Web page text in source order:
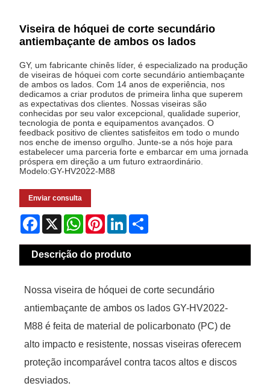
Viseira de hóquei de corte secundário
antiembaçante de ambos os lados
GY, um fabricante chinês líder, é especializado na produção
de viseiras de hóquei com corte secundário antiembaçante
de ambos os lados. Com 14 anos de experiência, nos
dedicamos a criar produtos de primeira linha que superem
as expectativas dos clientes. Nossas viseiras são
conhecidas por seu valor excepcional, qualidade superior,
tecnologia de ponta e equipamentos avançados. O
feedback positivo de clientes satisfeitos em todo o mundo
nos enche de imenso orgulho. Junte-se a nós hoje para
estabelecer uma parceria forte e embarcar em uma jornada
próspera em direção a um futuro extraordinário.
Modelo:GY-HV2022-M88
Enviar consulta
Facebook
X WhatsAppPinterestLinkedIn
Descrição do produto
Nossa viseira de hóquei de corte secundário
antiembaçante de ambos os lados GY-HV2022-
M88 é feita de material de policarbonato (PC) de
alto impacto e resistente, nossas viseiras oferecem
proteção incomparável contra tacos altos e discos
desviados.